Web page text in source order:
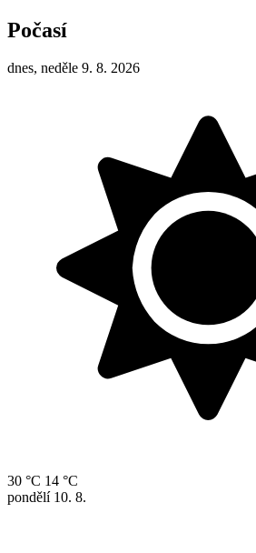
Počasí
dnes, neděle 9. 8. 2026
30 °C 14 °C
pondělí 10. 8.